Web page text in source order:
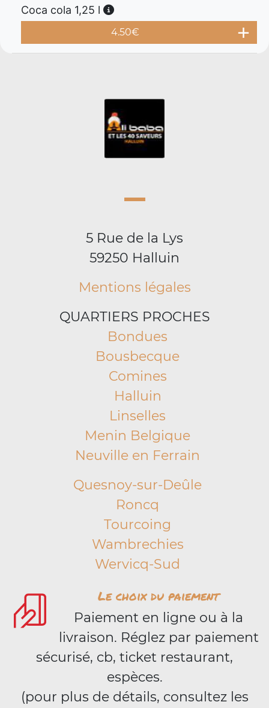
Coca cola 1,25 l
4.50€
5 Rue de la Lys
59250 Halluin
Mentions légales
QUARTIERS PROCHES
Bondues
Bousbecque
Comines
Halluin
Linselles
Menin Belgique
Neuville en Ferrain
Quesnoy-sur-Deûle
Roncq
Tourcoing
Wambrechies
Wervicq-Sud
Le choix du paiement
Paiement en ligne ou à la
livraison. Réglez par paiement
sécurisé, cb, ticket restaurant,
espèces.
(pour plus de détails, consultez les